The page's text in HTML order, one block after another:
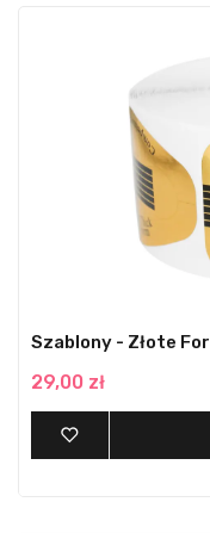
Szablony - Złote
29,00 zł